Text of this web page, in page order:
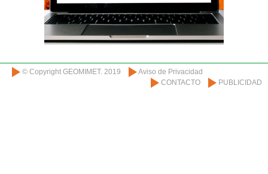
© Copyright GEOMIMET. 2019
Aviso de Privacidad
CONTACTO
PUBLICIDAD